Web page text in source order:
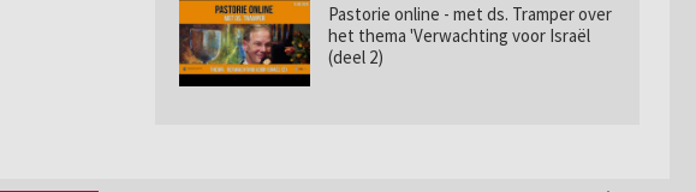
Pastorie online - met ds. Tramper over
het thema 'Verwachting voor Israël
(deel 2)